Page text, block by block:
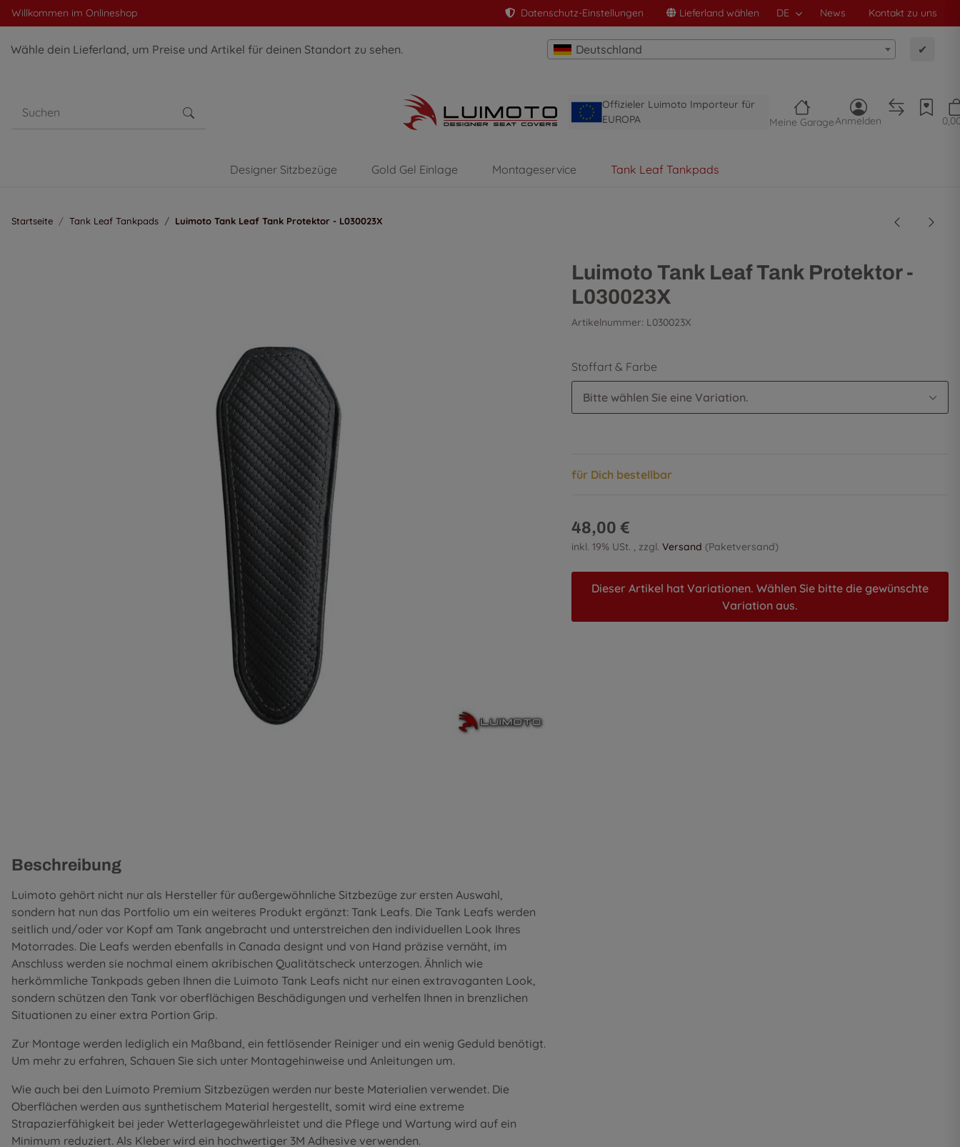
Willkommen im Onlineshop Datenschutz-Einstellungen Lieferland wählen DE News Kontakt zu uns
Wähle dein Lieferland, um Preise und Artikel für deinen Standort zu sehen. Deutschland ✔
Offizieler Luimoto Importeur für
EUROPA
Meine GarageAnmelden
Designer Sitzbezüge Gold Gel Einlage Montageservice Tank Leaf Tankpads
Startseite Tank Leaf Tankpads Luimoto Tank Leaf Tank Protektor - L030023X
Luimoto Tank Leaf Tank Protektor -
L030023X
Artikelnummer: L030023X
Stoffart & Farbe
Bitte wählen Sie eine Variation.
für Dich bestellbar
48,00 €
inkl. 19% USt. , zzgl. Versand (Paketversand)
Dieser Artikel hat Variationen. Wählen Sie bitte die gewünschte
Variation aus.
Beschreibung
Luimoto gehört nicht nur als Hersteller für außergewöhnliche Sitzbezüge zur ersten Auswahl,
sondern hat nun das Portfolio um ein weiteres Produkt ergänzt: Tank Leafs. Die Tank Leafs werden
seitlich und/oder vor Kopf am Tank angebracht und unterstreichen den individuellen Look Ihres
Motorrades. Die Leafs werden ebenfalls in Canada designt und von Hand präzise vernäht, im
Anschluss werden sie nochmal einem akribischen Qualitätscheck unterzogen. Ähnlich wie
herkömmliche Tankpads geben Ihnen die Luimoto Tank Leafs nicht nur einen extravaganten Look,
sondern schützen den Tank vor oberflächigen Beschädigungen und verhelfen Ihnen in brenzlichen
Situationen zu einer extra Portion Grip.
Zur Montage werden lediglich ein Maßband, ein fettlösender Reiniger und ein wenig Geduld benötigt.
Um mehr zu erfahren, Schauen Sie sich unter Montagehinweise und Anleitungen um.
Wie auch bei den Luimoto Premium Sitzbezügen werden nur beste Materialien verwendet. Die
Oberflächen werden aus synthetischem Material hergestellt, somit wird eine extreme
Strapazierfähigkeit bei jeder Wetterlagegewährleistet und die Pflege und Wartung wird auf ein
Minimum reduziert. Als Kleber wird ein hochwertiger 3M Adhesive verwenden.